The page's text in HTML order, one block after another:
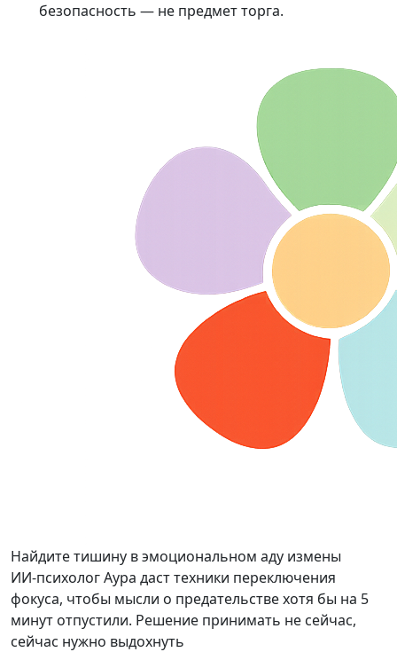
безопасность — не предмет торга.
Найдите тишину в эмоциональном аду измены
ИИ-психолог Аура даст техники переключения
фокуса, чтобы мысли о предательстве хотя бы на 5
минут отпустили. Решение принимать не сейчас,
сейчас нужно выдохнуть